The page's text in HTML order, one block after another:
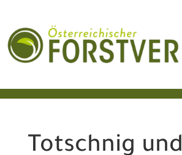
Totschnig und